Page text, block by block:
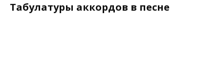
Табулатуры аккордов в песне